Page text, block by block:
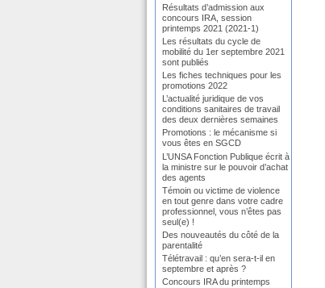
Résultats d’admission aux
concours IRA, session
printemps 2021 (2021-1)
Les résultats du cycle de
mobilité du 1er septembre 2021
sont publiés
Les fiches techniques pour les
promotions 2022
L’actualité juridique de vos
conditions sanitaires de travail
des deux dernières semaines
Promotions : le mécanisme si
vous êtes en SGCD
L’UNSA Fonction Publique écrit à
la ministre sur le pouvoir d’achat
des agents
Témoin ou victime de violence
en tout genre dans votre cadre
professionnel, vous n’êtes pas
seul(e) !
Des nouveautés du côté de la
parentalité
Télétravail : qu’en sera-t-il en
septembre et après ?
Concours IRA du printemps